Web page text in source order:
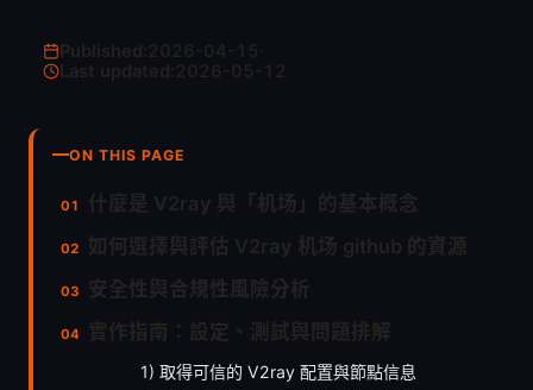
Last updated:
ON THIS PAGE
1) 取得可信的 V2ray 配置與節點信息